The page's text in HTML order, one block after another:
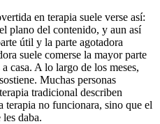
en terapia suele verse así:
plano del contenido, y aun así
útil y la parte agotadora
suele comerse la mayor parte
casa. A lo largo de los meses,
Muchas personas
tradicional describen
terapia no funcionara, sino que el
daba.